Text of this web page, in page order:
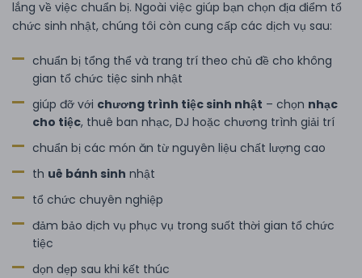
lắng về việc chuẩn bị. Ngoài việc giúp bạn chọn địa điểm tổ
chức sinh nhật, chúng tôi còn cung cấp các dịch vụ sau:
chuẩn bị tổng thể và trang trí theo chủ đề cho không
gian tổ chức tiệc sinh nhật
giúp đỡ với chương trình tiệc sinh nhật – chọn nhạc
cho tiệc, thuê ban nhạc, DJ hoặc chương trình giải trí
chuẩn bị các món ăn từ nguyên liệu chất lượng cao
th uê bánh sinh nhật
tổ chức chuyên nghiệp
đảm bảo dịch vụ phục vụ trong suốt thời gian tổ chức
tiệc
dọn dẹp sau khi kết thúc